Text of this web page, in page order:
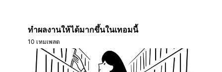
ทำผลงานให้ได้มากขึ้นในเทอมนี้
10 เทมเพลต